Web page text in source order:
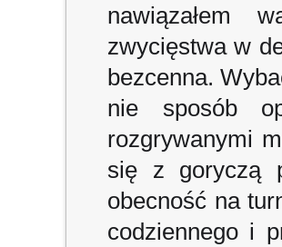
nawiązałem
zwycięstwa w
bezcenna.
nie sposób
rozgrywanymi
się z goryczą
obecność na
codziennego i